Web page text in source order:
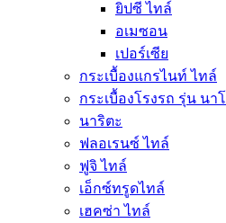
ยิปซี ไทล์
อเมซอน
เปอร์เซีย
กระเบื้องแกรไนท์ ไทล์
กระเบื้องโรงรถ รุ่น นา
นาริตะ
ฟลอเรนซ์ ไทล์
ฟูจิ ไทล์
เอ็กซ์ทรูดไทล์
เฮคซ่า ไทล์